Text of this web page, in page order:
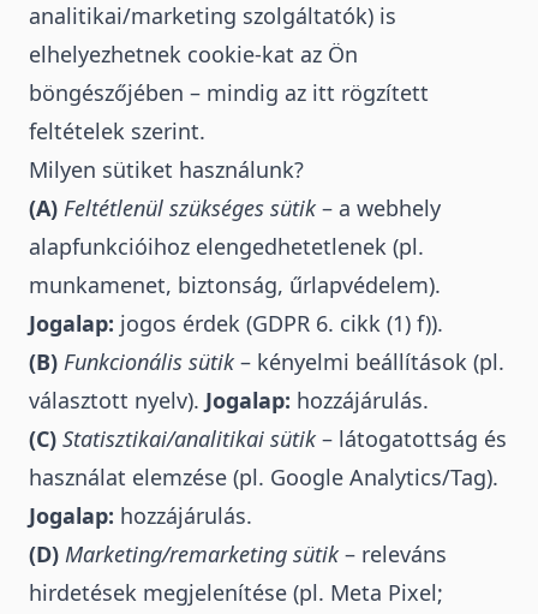
analitikai/marketing szolgáltatók) is
elhelyezhetnek cookie-kat az Ön
böngészőjében – mindig az itt rögzített
feltételek szerint.
Milyen sütiket használunk?
(A) Feltétlenül szükséges sütik – a webhely
alapfunkcióihoz elengedhetetlenek (pl.
munkamenet, biztonság, űrlapvédelem).
Jogalap: jogos érdek (GDPR 6. cikk (1) f)).
(B) Funkcionális sütik – kényelmi beállítások (pl.
választott nyelv). Jogalap: hozzájárulás.
(C) Statisztikai/analitikai sütik – látogatottság és
használat elemzése (pl. Google Analytics/Tag).
Jogalap: hozzájárulás.
(D) Marketing/remarketing sütik – releváns
hirdetések megjelenítése (pl. Meta Pixel;